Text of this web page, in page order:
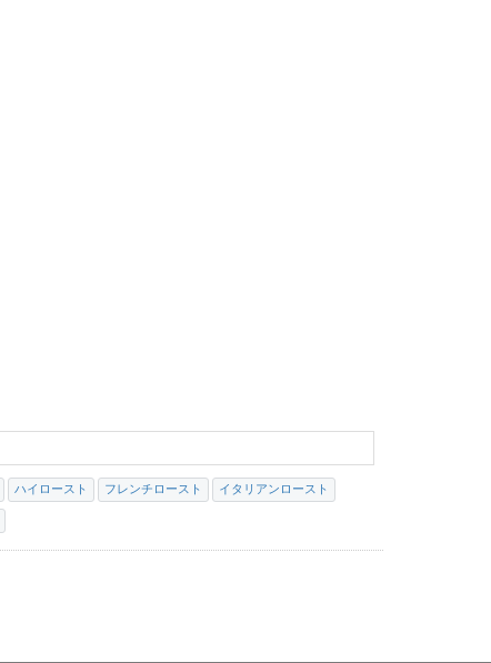
ハイロースト フレンチロースト イタリアンロースト